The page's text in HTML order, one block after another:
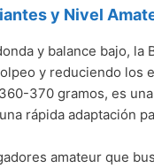
y Nivel
y balance bajo, la
y reduciendo los
370 gramos, es
rápida adaptación
amateur que